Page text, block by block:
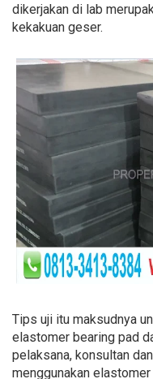
dikerjakan di lab
kekakuan geser.
Tips uji itu maksudnya
elastomer bearing pad
pelaksana, konsultan
menggunakan